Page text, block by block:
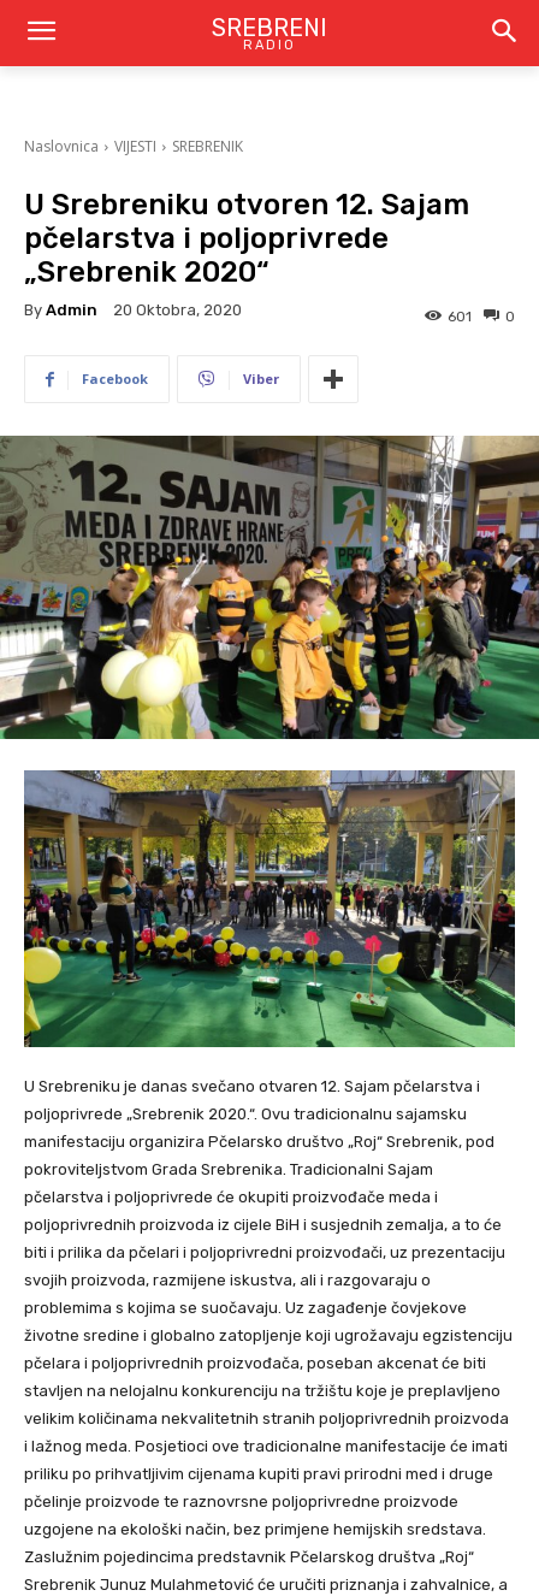
SREBRENI
RADIO
Naslovnica VIJESTI SREBRENIK
U Srebreniku otvoren 12. Sajam
pčelarstva i poljoprivrede
„Srebrenik 2020“
By Admin 20 Oktobra, 2020 0
601
Facebook Viber
U Srebreniku je danas svečano otvaren 12. Sajam pčelarstva i
poljoprivrede „Srebrenik 2020.“. Ovu tradicionalnu sajamsku
manifestaciju organizira Pčelarsko društvo „Roj“ Srebrenik, pod
pokroviteljstvom Grada Srebrenika. Tradicionalni Sajam
pčelarstva i poljoprivrede će okupiti proizvođače meda i
poljoprivrednih proizvoda iz cijele BiH i susjednih zemalja, a to će
biti i prilika da pčelari i poljoprivredni proizvođači, uz prezentaciju
svojih proizvoda, razmijene iskustva, ali i razgovaraju o
problemima s kojima se suočavaju. Uz zagađenje čovjekove
životne sredine i globalno zatopljenje koji ugrožavaju egzistenciju
pčelara i poljoprivrednih proizvođača, poseban akcenat će biti
stavljen na nelojalnu konkurenciju na tržištu koje je preplavljeno
velikim količinama nekvalitetnih stranih poljoprivrednih proizvoda
i lažnog meda. Posjetioci ove tradicionalne manifestacije će imati
priliku po prihvatljivim cijenama kupiti pravi prirodni med i druge
pčelinje proizvode te raznovrsne poljoprivredne proizvode
uzgojene na ekološki način, bez primjene hemijskih sredstava.
Zaslužnim pojedincima predstavnik Pčelarskog društva „Roj“
Srebrenik Junuz Mulahmetović će uručiti priznanja i zahvalnice, a